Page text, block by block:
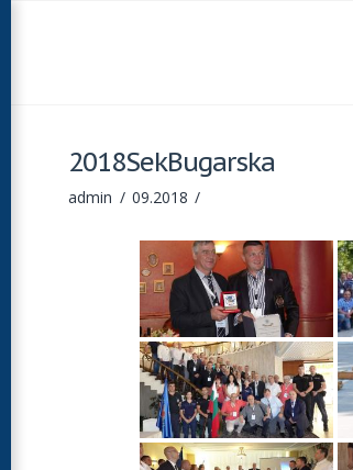
2018SekBugarska
admin 09.2018